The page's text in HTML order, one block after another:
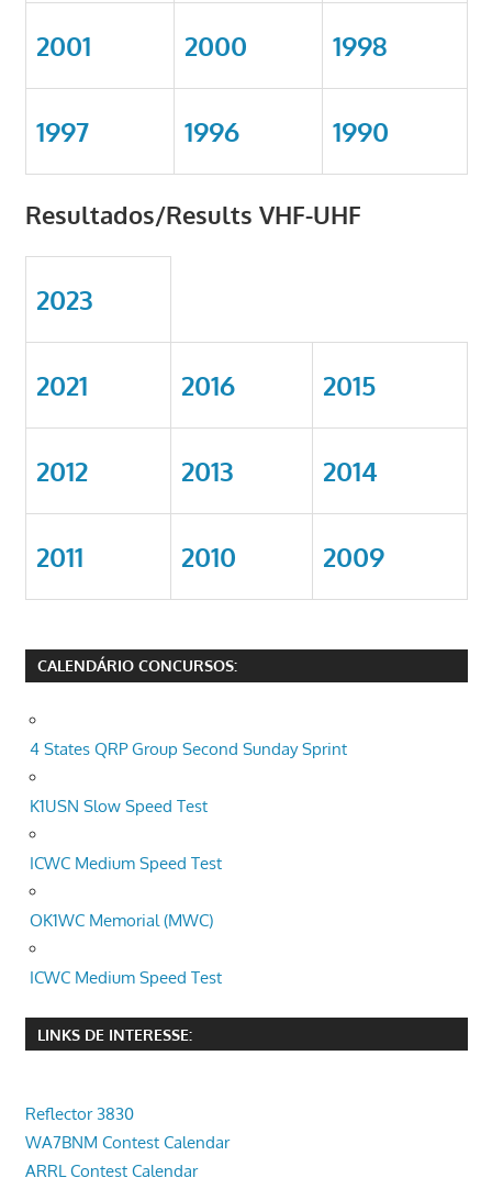
2001 2000 1998
1997 1996 1990
Resultados/Results VHF-UHF
2023
2021 2016 2015
2012 2013 2014
2011 2010 2009
CALENDÁRIO CONCURSOS:
4 States QRP Group Second Sunday Sprint
K1USN Slow Speed Test
ICWC Medium Speed Test
OK1WC Memorial (MWC)
ICWC Medium Speed Test
LINKS DE INTERESSE:
Reflector 3830
WA7BNM Contest Calendar
ARRL Contest Calendar